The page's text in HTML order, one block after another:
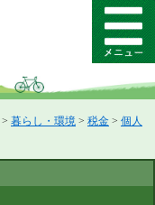
メ
ニ
ー
> 暮らし・環境 > 税金 > 個人